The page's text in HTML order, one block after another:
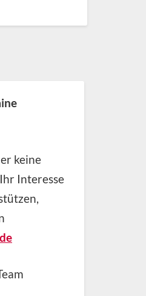
keine
Interesse